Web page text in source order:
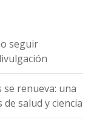
seguir
se renueva: una
salud y ciencia